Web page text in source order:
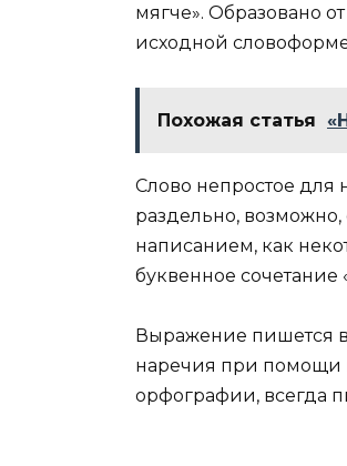
мягче». Образовано
исходной
Похожая статья
Слово непростое для
раздельно,
написанием, как
буквенное сочетание
Выражение пишется в
наречия при помощи
орфографии, всегда